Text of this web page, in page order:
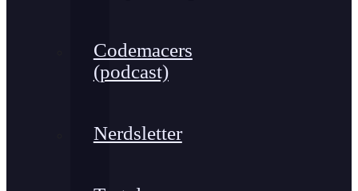
Codemacers
(podcast)
Nerdsletter